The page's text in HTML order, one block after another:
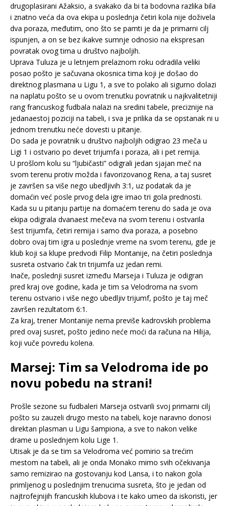
drugoplasirani Ažaksio, a svakako da bi ta bodovna razlika bila
i znatno veća da ova ekipa u poslednja četiri kola nije doživela
dva poraza, međutim, ono što se pamti je da je primarni cilj
ispunjen, a on se bez ikakve sumnje odnosio na ekspresan
povratak ovog tima u društvo najboljih.
Uprava Tuluza je u letnjem prelaznom roku odradila veliki
posao pošto je sačuvana okosnica tima koji je došao do
direktnog plasmana u Ligu 1, a sve to polako ali sigurno dolazi
na naplatu pošto se u ovom trenutku povratnik u najkvalitetniji
rang francuskog fudbala nalazi na sredini tabele, preciznije na
jedanaestoj poziciji na tabeli, i sva je prilika da se opstanak ni u
jednom trenutku neće dovesti u pitanje.
Do sada je povratnik u društvo najboljih odigrao 23 meča u
Ligi 1 i ostvario po devet trijumfa i poraza, ali i pet remija.
U prošlom kolu su “ljubičasti” odigrali jedan sjajan meč na
svom terenu protiv možda i favorizovanog Rena, a taj susret
je završen sa više nego ubedljivih 3:1, uz podatak da je
domaćin već posle prvog dela igre imao tri gola prednosti.
Kada su u pitanju partije na domaćem terenu do sada je ova
ekipa odigrala dvanaest mečeva na svom terenu i ostvarila
šest trijumfa, četiri remija i samo dva poraza, a posebno
dobro ovaj tim igra u poslednje vreme na svom terenu, gde je
klub koji sa klupe predvodi Filip Montanije, na četiri poslednja
susreta ostvario čak tri trijumfa uz jedan remi.
Inače, poslednji susret između Marseja i Tuluza je odigran
pred kraj ove godine, kada je tim sa Velodroma na svom
terenu ostvario i više nego ubedljiv trijumf, pošto je taj meč
završen rezultatom 6:1.
Za kraj, trener Montanije nema previše kadrovskih problema
pred ovaj susret, pošto jedino neće moći da računa na Hilija,
koji vuče povredu kolena.
Marsej: Tim sa Velodroma ide po
novu pobedu na strani!
Prošle sezone su fudbaleri Marseja ostvarili svoj primarni cilj
pošto su zauzeli drugo mesto na tabeli, koje naravno donosi
direktan plasman u Ligu šampiona, a sve to nakon velike
drame u poslednjem kolu Lige 1.
Utisak je da se tim sa Velodroma već pomirio sa trećim
mestom na tabeli, ali je onda Monako mimo svih očekivanja
samo remizirao na gostovanju kod Lansa, i to nakon gola
primljenog u poslednjim trenucima susreta, što je jedan od
najtrofejnijih francuskih klubova i te kako umeo da iskoristi, jer